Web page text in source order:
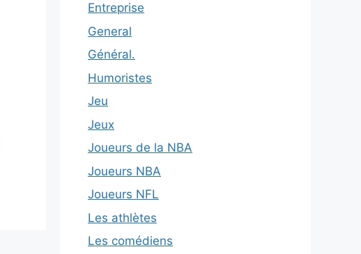
Entreprise
General
Général.
Humoristes
Jeu
Jeux
Joueurs de la NBA
Joueurs NBA
Joueurs NFL
Les athlètes
Les comédiens